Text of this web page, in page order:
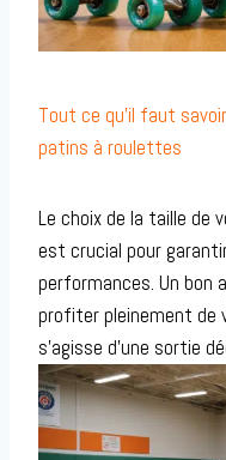
Tout ce qu’il faut
patins à roulettes
Le choix de la taille de
est crucial pour
performances. Un
profiter pleinement de
s’agisse d’une sortie